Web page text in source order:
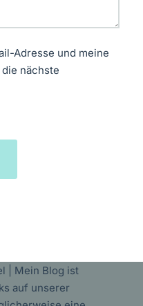
Adresse und meine
nächste
| Mein Blog ist
auf unserer